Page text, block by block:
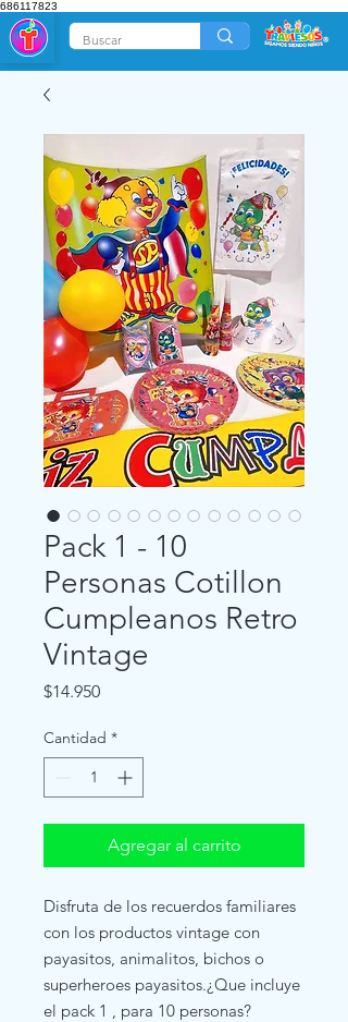
686117823
Pack 1 - 10
Personas Cotillon
Cumpleanos Retro
Vintage
$14.950Precio
Cantidad *
Agregar al carrito
Disfruta de los recuerdos familiares
con los productos vintage con
payasitos, animalitos, bichos o
superheroes payasitos.¿Que incluye
el pack 1 , para 10 personas?